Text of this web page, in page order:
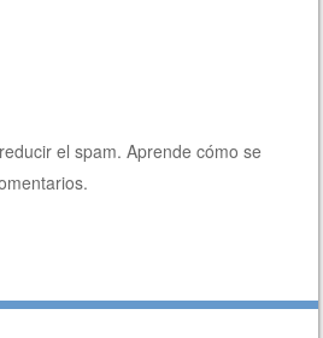
el spam.Aprende cómo se